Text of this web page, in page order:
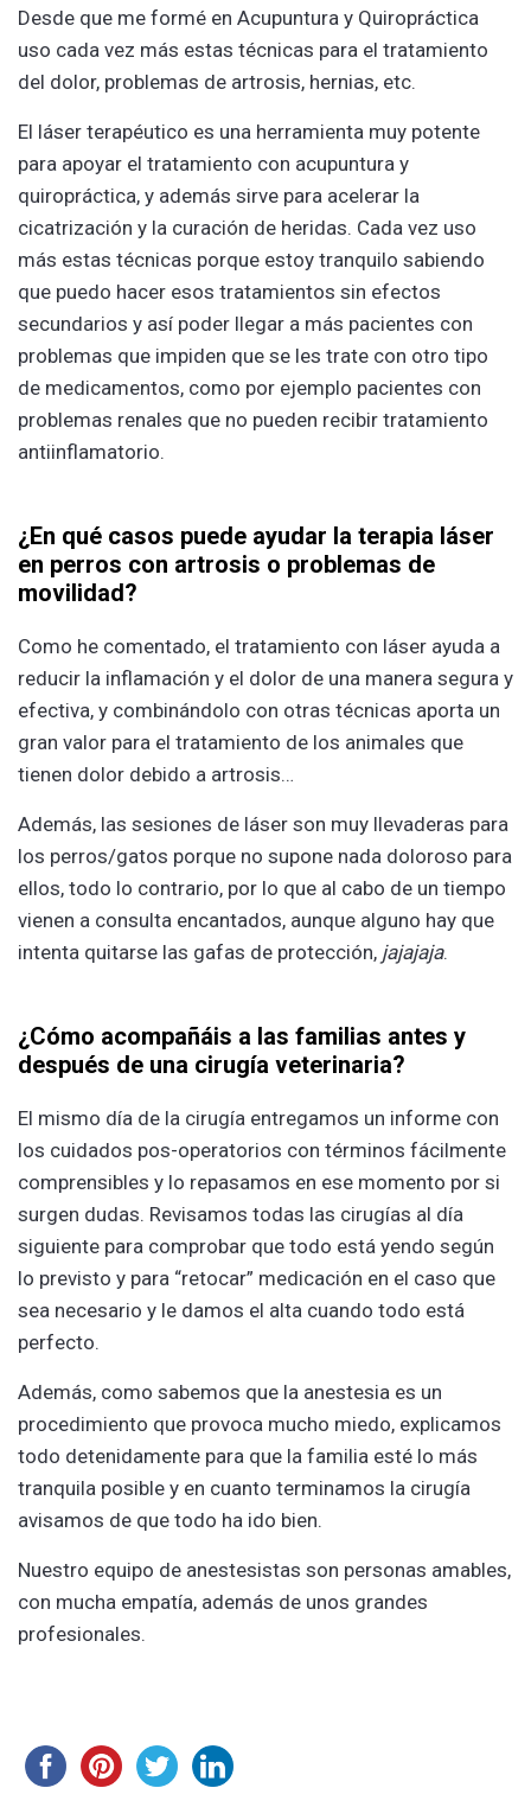
Desde que me formé en Acupuntura y Quiropráctica
uso cada vez más estas técnicas para el tratamiento
del dolor, problemas de artrosis, hernias, etc.
El láser terapéutico es una herramienta muy potente
para apoyar el tratamiento con acupuntura y
quiropráctica, y además sirve para acelerar la
cicatrización y la curación de heridas. Cada vez uso
más estas técnicas porque estoy tranquilo sabiendo
que puedo hacer esos tratamientos sin efectos
secundarios y así poder llegar a más pacientes con
problemas que impiden que se les trate con otro tipo
de medicamentos, como por ejemplo pacientes con
problemas renales que no pueden recibir tratamiento
antiinflamatorio.
¿En qué casos puede ayudar la terapia láser
en perros con artrosis o problemas de
movilidad?
Como he comentado, el tratamiento con láser ayuda a
reducir la inflamación y el dolor de una manera segura y
efectiva, y combinándolo con otras técnicas aporta un
gran valor para el tratamiento de los animales que
tienen dolor debido a artrosis…
Además, las sesiones de láser son muy llevaderas para
los perros/gatos porque no supone nada doloroso para
ellos, todo lo contrario, por lo que al cabo de un tiempo
vienen a consulta encantados, aunque alguno hay que
intenta quitarse las gafas de protección, jajajaja.
¿Cómo acompañáis a las familias antes y
después de una cirugía veterinaria?
El mismo día de la cirugía entregamos un informe con
los cuidados pos-operatorios con términos fácilmente
comprensibles y lo repasamos en ese momento por si
surgen dudas. Revisamos todas las cirugías al día
siguiente para comprobar que todo está yendo según
lo previsto y para “retocar” medicación en el caso que
sea necesario y le damos el alta cuando todo está
perfecto.
Además, como sabemos que la anestesia es un
procedimiento que provoca mucho miedo, explicamos
todo detenidamente para que la familia esté lo más
tranquila posible y en cuanto terminamos la cirugía
avisamos de que todo ha ido bien.
Nuestro equipo de anestesistas son personas amables,
con mucha empatía, además de unos grandes
profesionales.